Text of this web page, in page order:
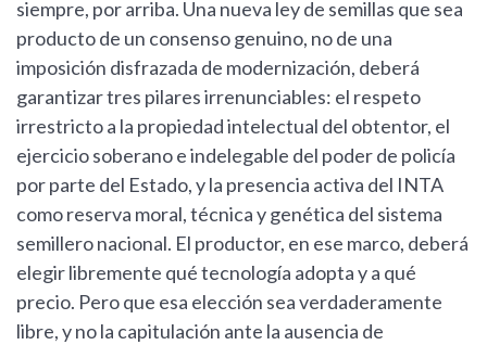
siempre, por arriba. Una nueva ley de semillas que sea
producto de un consenso genuino, no de una
imposición disfrazada de modernización, deberá
garantizar tres pilares irrenunciables: el respeto
irrestricto a la propiedad intelectual del obtentor, el
ejercicio soberano e indelegable del poder de policía
por parte del Estado, y la presencia activa del INTA
como reserva moral, técnica y genética del sistema
semillero nacional. El productor, en ese marco, deberá
elegir libremente qué tecnología adopta y a qué
precio. Pero que esa elección sea verdaderamente
libre, y no la capitulación ante la ausencia de